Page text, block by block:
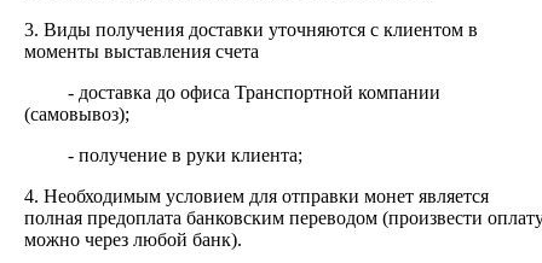
3. Виды получения доставки уточняются с клиентом в
моменты выставления счета
- доставка до офиса Транспортной компании
(самовывоз);
- получение в руки клиента;
4. Необходимым условием для отправки монет является
полная предоплата банковским переводом (произвести
можно через любой банк).